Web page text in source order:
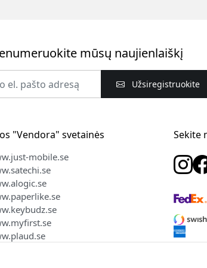
mūsų naujienlaiškį
Užsiregistruokite
"Vendora" svetainės
mobile.se
Sekite